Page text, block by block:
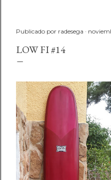
Publicado por radesega
LOW FI #14